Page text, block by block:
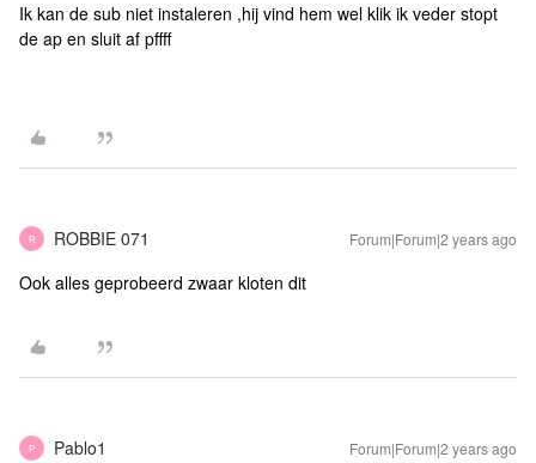
Ik kan de sub niet instaleren ,hij vind hem wel klik ik veder stopt
de ap en sluit af pffff
R ROBBIE 071 Forum|Forum|2 years ago
Ook alles geprobeerd zwaar kloten dit
P Pablo1 Forum|Forum|2 years ago